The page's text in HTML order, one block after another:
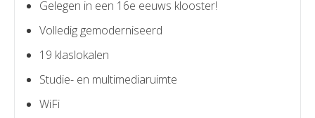
Gelegen in een 16e eeuws klooster!
Volledig gemoderniseerd
19 klaslokalen
Studie- en multimediaruimte
WiFi